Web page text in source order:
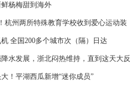
杨梅甜到海外
杭州两所特殊教育学校收到爱心运动装
全国200多个城市次（隔）日达
水发展，浙北闷热维持，直到这天大反
！平湖西瓜新增“迷你成员”